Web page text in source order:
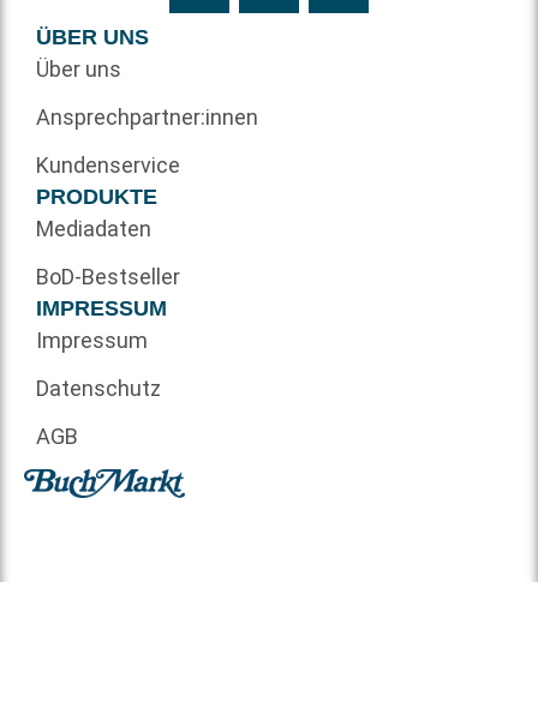
ÜBER UNS
Über uns
Ansprechpartner:innen
Kundenservice
PRODUKTE
Mediadaten
BoD-Bestseller
IMPRESSUM
Impressum
Datenschutz
AGB